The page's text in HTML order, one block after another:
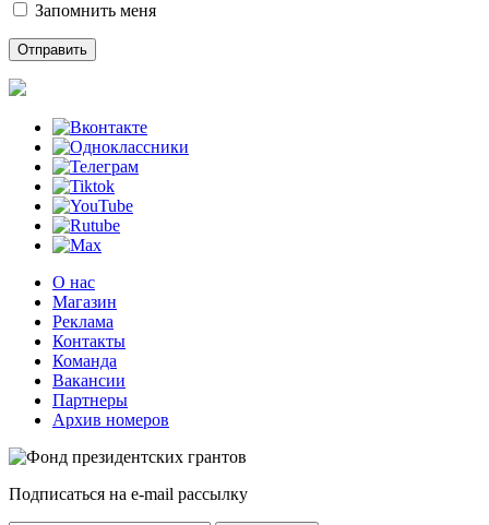
Запомнить меня
О нас
Магазин
Реклама
Контакты
Команда
Вакансии
Партнеры
Архив номеров
Подписаться на e-mail рассылку